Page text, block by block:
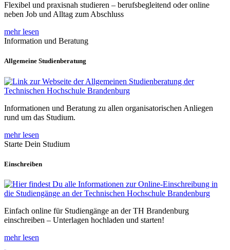
Flexibel und praxisnah studieren – berufsbegleitend oder online
neben Job und Alltag zum Abschluss
mehr lesen
Information und Beratung
Allgemeine Studienberatung
Informationen und Beratung zu allen organisatorischen Anliegen
rund um das Studium.
mehr lesen
Starte Dein Studium
Einschreiben
Einfach online für Studiengänge an der TH Brandenburg
einschreiben – Unterlagen hochladen und starten!
mehr lesen